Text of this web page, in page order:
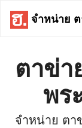
จำหน่าย
ตาข่า
พร
จำหน่าย ตา